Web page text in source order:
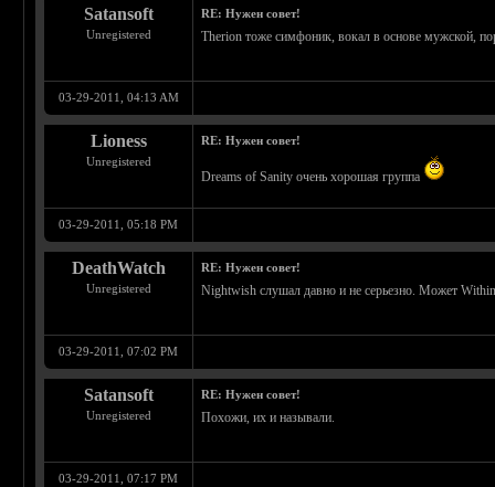
Satansoft
Unregistered
RE: Нужен совет!
Therion тоже симфоник, вокал в основе мужской,
03-29-2011, 04:13 AM
Lioness
Unregistered
RE: Нужен совет!
Dreams of Sanity очень хорошая группа
03-29-2011, 05:18 PM
DeathWatch
Unregistered
RE: Нужен совет!
Nightwish слушал давно и не серьезно. Может
03-29-2011, 07:02 PM
Satansoft
Unregistered
RE: Нужен совет!
Похожи, их и называли.
03-29-2011, 07:17 PM